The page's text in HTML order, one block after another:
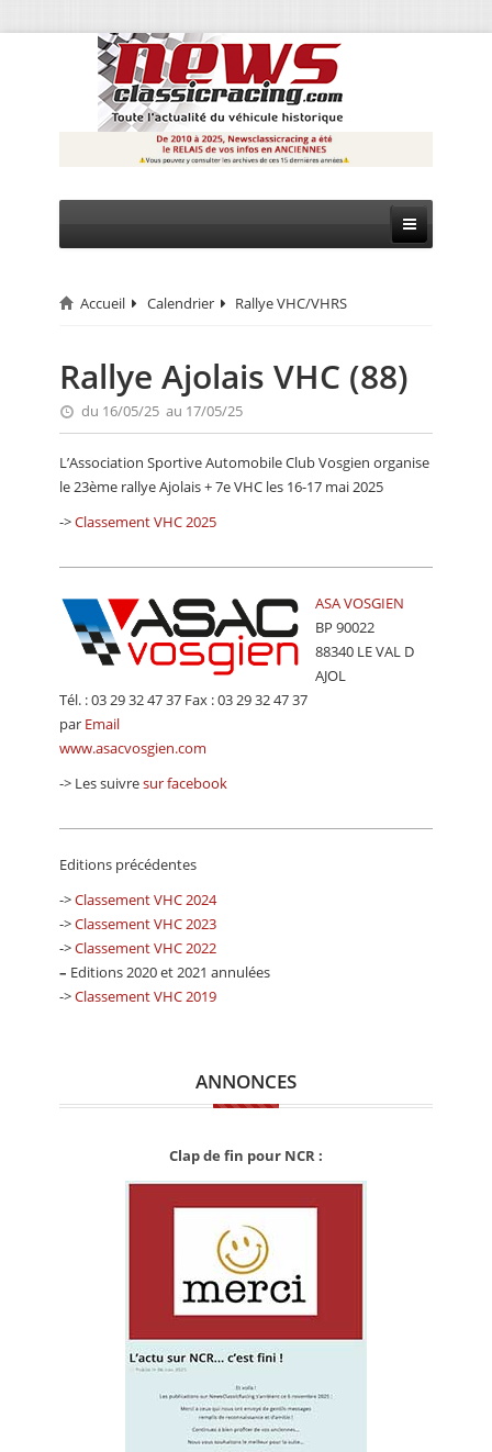
CIRCUIT
RALLYE
MONTAGNE
EVÈNEMENTS
CALENDRIER
ANNUAIRES
Accueil Calendrier Rallye VHC/VHRS
Rallye Ajolais VHC (88)
du 16/05/25 au 17/05/25
L’Association Sportive Automobile Club Vosgien organise
le 23ème rallye Ajolais + 7e VHC les 16-17 mai 2025
->Classement VHC 2025
ASA VOSGIEN
BP 90022
88340 LE VAL D
AJOL
Tél. : 03 29 32 47 37 Fax : 03 29 32 47 37
par Email
www.asacvosgien.com
-> Les suivresur facebook
Editions précédentes
->Classement VHC 2024
->Classement VHC 2023
->Classement VHC 2022
– Editions 2020 et 2021 annulées
->Classement VHC 2019
ANNONCES
Clap de fin pour NCR :